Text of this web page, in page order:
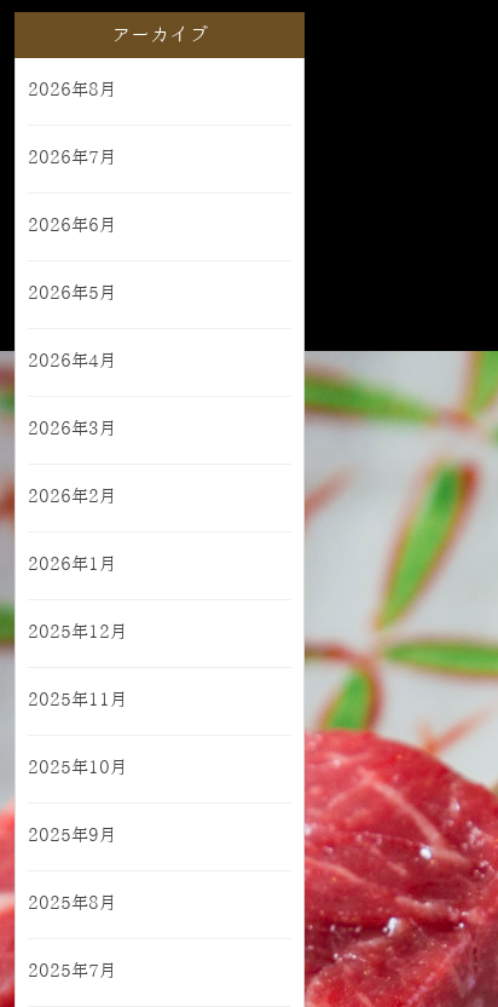
アーカイブ
2026年8月
2026年7月
2026年6月
2026年5月
2026年4月
2026年3月
2026年2月
2026年1月
2025年12月
2025年11月
2025年10月
2025年9月
2025年8月
2025年7月